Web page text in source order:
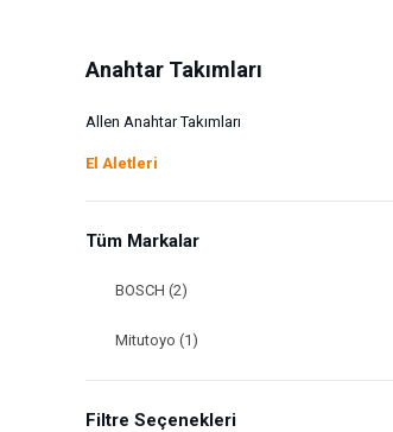
Anahtar Takımları
Allen Anahtar Takımları
El Aletleri
Tüm Markalar
BOSCH (2)
Mitutoyo (1)
Filtre Seçenekleri